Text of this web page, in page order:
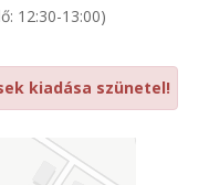
12:30-13:00)
kiadása szünetel!